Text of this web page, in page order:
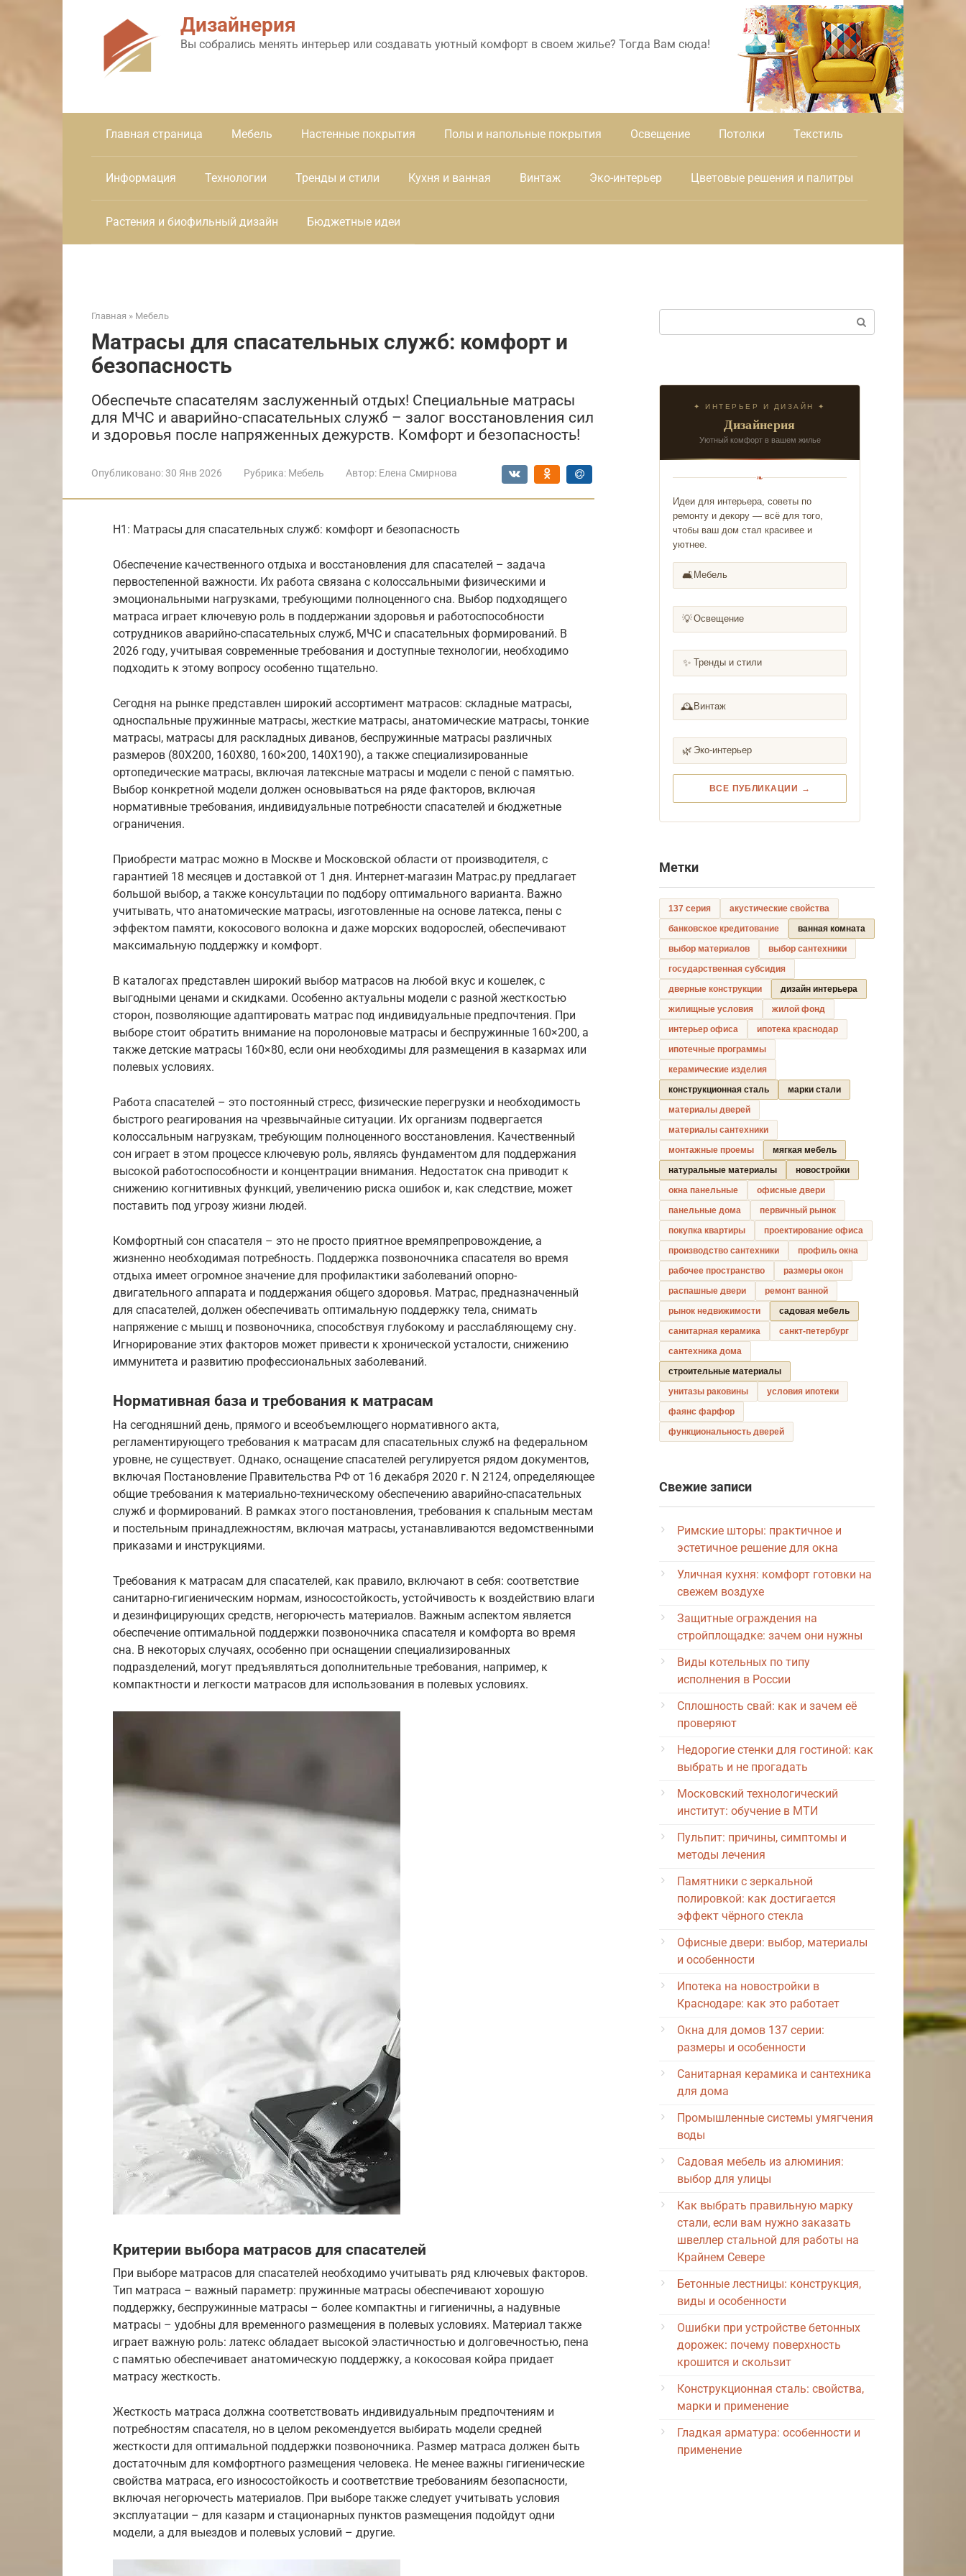
Дизайнерия
Вы собрались менять интерьер или создавать уютный комфорт в своем жилье? Тогда Вам сюда!
Главная страница Мебель Настенные покрытия Полы и напольные покрытия Освещение Потолки Текстиль
Информация Технологии Тренды и стили Кухня и ванная Винтаж Эко-интерьер Цветовые решения и палитры
Растения и биофильный дизайн Бюджетные идеи
Главная » Мебель
Матрасы для спасательных служб: комфорт и
безопасность
Обеспечьте спасателям заслуженный отдых! Специальные матрасы
для МЧС и аварийно-спасательных служб – залог восстановления сил
и здоровья после напряженных дежурств. Комфорт и безопасность!
Опубликовано:30 Янв 2026 Рубрика: Мебель Автор: Елена Смирнова
H1: Матрасы для спасательных служб: комфорт и безопасность
Обеспечение качественного отдыха и восстановления для спасателей – задача
первостепенной важности. Их работа связана с колоссальными физическими и
эмоциональными нагрузками, требующими полноценного сна. Выбор подходящего
матраса играет ключевую роль в поддержании здоровья и работоспособности
сотрудников аварийно-спасательных служб, МЧС и спасательных формирований. В
2026 году, учитывая современные требования и доступные технологии, необходимо
подходить к этому вопросу особенно тщательно.
Сегодня на рынке представлен широкий ассортимент матрасов: складные матрасы,
односпальные пружинные матрасы, жесткие матрасы, анатомические матрасы, тонкие
матрасы, матрасы для раскладных диванов, беспружинные матрасы различных
размеров (80Х200, 160Х80, 160×200, 140Х190), а также специализированные
ортопедические матрасы, включая латексные матрасы и модели с пеной с памятью.
Выбор конкретной модели должен основываться на ряде факторов, включая
нормативные требования, индивидуальные потребности спасателей и бюджетные
ограничения.
Приобрести матрас можно в Москве и Московской области от производителя, с
гарантией 18 месяцев и доставкой от 1 дня. Интернет-магазин Матрас.ру предлагает
большой выбор, а также консультации по подбору оптимального варианта. Важно
учитывать, что анатомические матрасы, изготовленные на основе латекса, пены с
эффектом памяти, кокосового волокна и даже морских водорослей, обеспечивают
максимальную поддержку и комфорт.
В каталогах представлен широкий выбор матрасов на любой вкус и кошелек, с
выгодными ценами и скидками. Особенно актуальны модели с разной жесткостью
сторон, позволяющие адаптировать матрас под индивидуальные предпочтения. При
выборе стоит обратить внимание на поролоновые матрасы и беспружинные 160×200, а
также детские матрасы 160×80, если они необходимы для размещения в казармах или
полевых условиях.
Работа спасателей – это постоянный стресс, физические перегрузки и необходимость
быстрого реагирования на чрезвычайные ситуации. Их организм подвергается
колоссальным нагрузкам, требующим полноценного восстановления. Качественный
сон играет в этом процессе ключевую роль, являясь фундаментом для поддержания
высокой работоспособности и концентрации внимания. Недостаток сна приводит к
снижению когнитивных функций, увеличению риска ошибок и, как следствие, может
поставить под угрозу жизни людей.
Комфортный сон спасателя – это не просто приятное времяпрепровождение, а
жизненно необходимая потребность. Поддержка позвоночника спасателя во время
отдыха имеет огромное значение для профилактики заболеваний опорно-
двигательного аппарата и поддержания общего здоровья. Матрас, предназначенный
для спасателей, должен обеспечивать оптимальную поддержку тела, снимать
напряжение с мышц и позвоночника, способствуя глубокому и расслабляющему сну.
Игнорирование этих факторов может привести к хронической усталости, снижению
иммунитета и развитию профессиональных заболеваний.
Нормативная база и требования к матрасам
На сегодняшний день, прямого и всеобъемлющего нормативного акта,
регламентирующего требования к матрасам для спасательных служб на федеральном
уровне, не существует. Однако, оснащение спасателей регулируется рядом документов,
включая Постановление Правительства РФ от 16 декабря 2020 г. N 2124, определяющее
общие требования к материально-техническому обеспечению аварийно-спасательных
служб и формирований. В рамках этого постановления, требования к спальным местам
и постельным принадлежностям, включая матрасы, устанавливаются ведомственными
приказами и инструкциями.
Требования к матрасам для спасателей, как правило, включают в себя: соответствие
санитарно-гигиеническим нормам, износостойкость, устойчивость к воздействию влаги
и дезинфицирующих средств, негорючесть материалов. Важным аспектом является
обеспечение оптимальной поддержки позвоночника спасателя и комфорта во время
сна. В некоторых случаях, особенно при оснащении специализированных
подразделений, могут предъявляться дополнительные требования, например, к
компактности и легкости матрасов для использования в полевых условиях.
Критерии выбора матрасов для спасателей
При выборе матрасов для спасателей необходимо учитывать ряд ключевых факторов.
Тип матраса – важный параметр: пружинные матрасы обеспечивают хорошую
поддержку, беспружинные матрасы – более компактны и гигиеничны, а надувные
матрасы – удобны для временного размещения в полевых условиях. Материал также
играет важную роль: латекс обладает высокой эластичностью и долговечностью, пена
с памятью обеспечивает анатомическую поддержку, а кокосовая койра придает
матрасу жесткость.
Жесткость матраса должна соответствовать индивидуальным предпочтениям и
потребностям спасателя, но в целом рекомендуется выбирать модели средней
жесткости для оптимальной поддержки позвоночника. Размер матраса должен быть
достаточным для комфортного размещения человека. Не менее важны гигиенические
свойства матраса, его износостойкость и соответствие требованиям безопасности,
включая негорючесть материалов. При выборе также следует учитывать условия
эксплуатации – для казарм и стационарных пунктов размещения подойдут одни
модели, а для выездов и полевых условий – другие.
✦ ИНТЕРЬЕР И ДИЗАЙН ✦
Дизайнерия
Уютный комфорт в вашем жилье
❧
Идеи для интерьера, советы по
ремонту и декору — всё для того,
чтобы ваш дом стал красивее и
уютнее.
🛋️ Мебель
💡Освещение
✨ Тренды и стили
🕰️ Винтаж
🌿 Эко-интерьер
ВСЕ ПУБЛИКАЦИИ →
Метки
137 серия
акустические свойства
банковское кредитование
ванная комната
выбор материалов
выбор сантехники
государственная субсидия
дверные конструкции
дизайн интерьера
жилищные условия
жилой фонд
интерьер офиса
ипотека краснодар
ипотечные программы
керамические изделия
конструкционная сталь
марки стали
материалы дверей
материалы сантехники
монтажные проемы
мягкая мебель
натуральные материалы
новостройки
окна панельные
офисные двери
панельные дома
первичный рынок
покупка квартиры
проектирование офиса
производство сантехники
профиль окна
рабочее пространство
размеры окон
распашные двери
ремонт ванной
рынок недвижимости
садовая мебель
санитарная керамика
санкт-петербург
сантехника дома
строительные материалы
унитазы раковины
условия ипотеки
фаянс фарфор
функциональность дверей
Свежие записи
Римские шторы: практичное и
эстетичное решение для окна
Уличная кухня: комфорт готовки на
свежем воздухе
Защитные ограждения на
стройплощадке: зачем они нужны
Виды котельных по типу
исполнения в России
Сплошность свай: как и зачем её
проверяют
Недорогие стенки для гостиной: как
выбрать и не прогадать
Московский технологический
институт: обучение в МТИ
Пульпит: причины, симптомы и
методы лечения
Памятники с зеркальной
полировкой: как достигается
эффект чёрного стекла
Офисные двери: выбор, материалы
и особенности
Ипотека на новостройки в
Краснодаре: как это работает
Окна для домов 137 серии:
размеры и особенности
Санитарная керамика и сантехника
для дома
Промышленные системы умягчения
воды
Садовая мебель из алюминия:
выбор для улицы
Как выбрать правильную марку
стали, если вам нужно заказать
швеллер стальной для работы на
Крайнем Севере
Бетонные лестницы: конструкция,
виды и особенности
Ошибки при устройстве бетонных
дорожек: почему поверхность
крошится и скользит
Конструкционная сталь: свойства,
марки и применение
Гладкая арматура: особенности и
применение